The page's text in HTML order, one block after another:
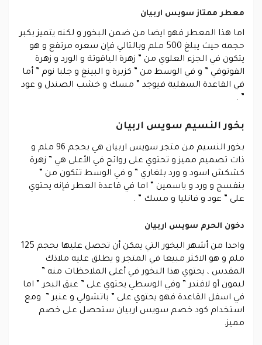
معطر ممتاز سويس اربيان
اما هذا المعطر فهو ايضا من ضمن البخور و لكنه يتميز بكبر
حجمه حيث يبلغ 500 ملم وبالتالي فإن سعره مرتفع و هو
يتكون في الجزء العلوي من ” زهرة الياقوتة و الورد و زهرة
الفوتوقي ” و في الوسط من ” كزبرة و البينغ و جلبا نوم ” أما
في القاعدة السفلية فيوجد ” مسك و خشب الصندل و عود
” .
بخور النسيم سويس اربيان
بخور النسيم من متجر سويس اربيان هي بحجم 96 ملم و
ذات تصميم مميز و تحتوي على روائح في الأعلى هي ” زهرة
كشكش اسود و ورد بلغاري ” و في الوسط تتكون من ”
بنفسج و ورد و ياسمين ” اما في قاعدة العطر فإنه يحتوي
على ” عود و فانليا و مسك ” .
دخون الحرم سويس اربيان
واحدا من أشهر البخور التي يمكن أن تحصل عليها بحجم 125
ملم و هو الاكثر مبيعا في المتجر و يطلق عليه ملاذك
المقدس ، يحتوي هذا البخور في أعلى الملاحظات منه ”
ليمون أو لافندر ” وفي الوسطي يحتوي على ” عبق البحر ” اما
في اسفل القاعدة فهو يحتوي على ” باتشولي و عنبر ” ومع
استخدام كود خصم سويس اربيان ستحصل على خصم
مميز.